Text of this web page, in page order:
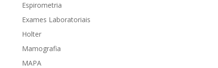
Espirometria
Exames Laboratoriais
Holter
Mamografia
MAPA